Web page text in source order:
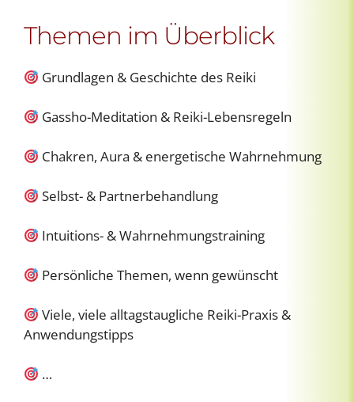
Themen im Überblick
Grundlagen & Geschichte des Reiki
Gassho-Meditation & Reiki-Lebensregeln
Chakren, Aura & energetische Wahrnehmung
Selbst- & Partnerbehandlung
Intuitions- & Wahrnehmungstraining
Persönliche Themen, wenn gewünscht
Viele, viele alltagstaugliche Reiki-Praxis &
Anwendungstipps
…